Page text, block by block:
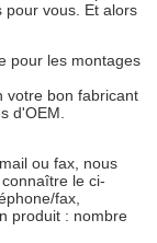
pour vous. Et alors
pour les montages
votre bon fabricant
d'OEM.
ou fax, nous
le ci-
fax,
produit : nombre